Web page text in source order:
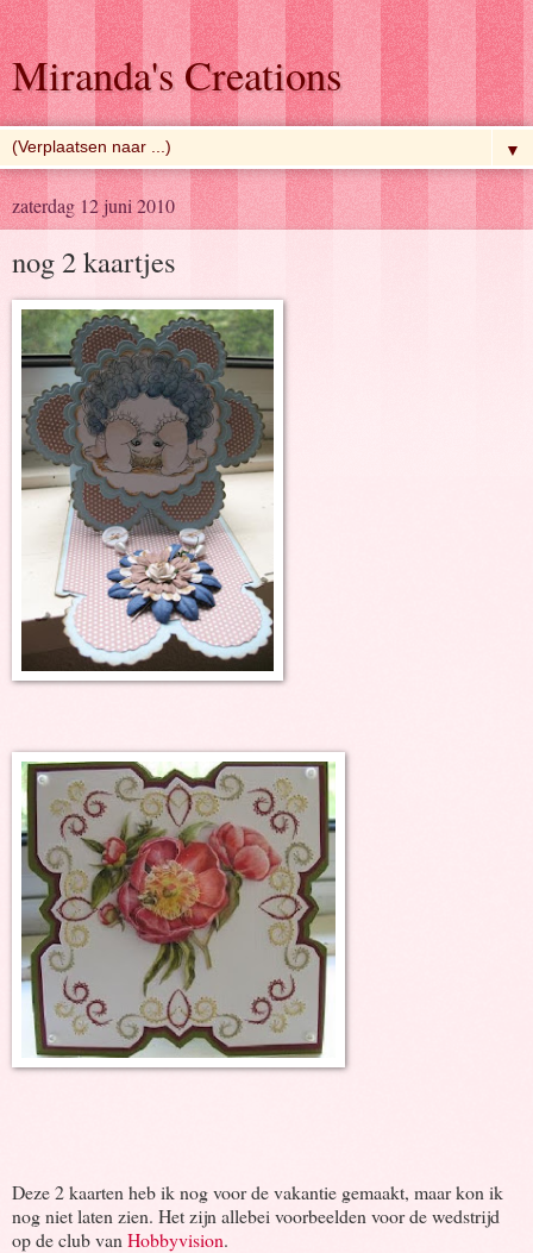
Miranda's Creations
▼
zaterdag 12 juni 2010
nog 2 kaartjes
Deze 2 kaarten heb ik nog voor de vakantie gemaakt, maar kon ik
nog niet laten zien. Het zijn allebei voorbeelden voor de wedstrijd
op de club van Hobbyvision.